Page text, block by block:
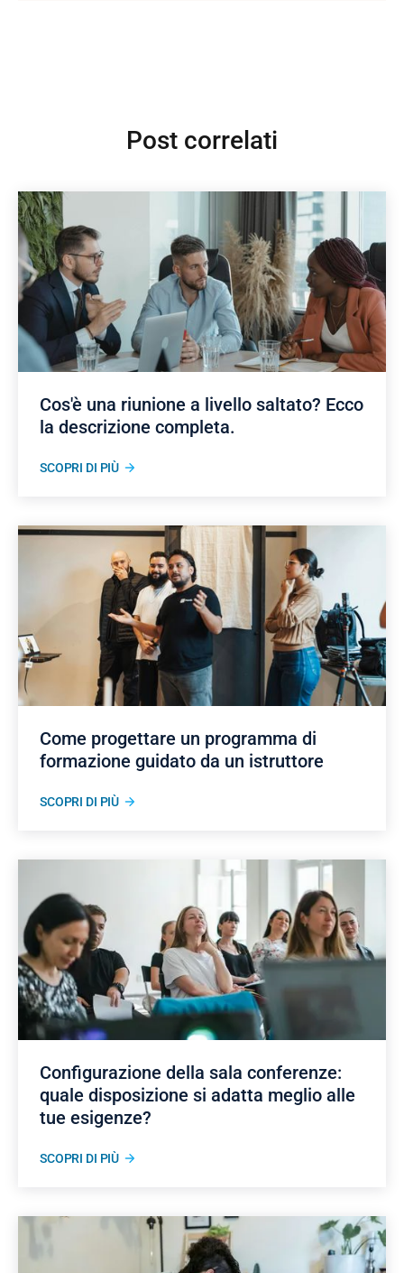
Post correlati
Cos'è una riunione a livello saltato? Ecco
la descrizione completa.
SCOPRI DI PIÙ
Come progettare un programma di
formazione guidato da un istruttore
SCOPRI DI PIÙ
Configurazione della sala conferenze:
quale disposizione si adatta meglio alle
tue esigenze?
SCOPRI DI PIÙ